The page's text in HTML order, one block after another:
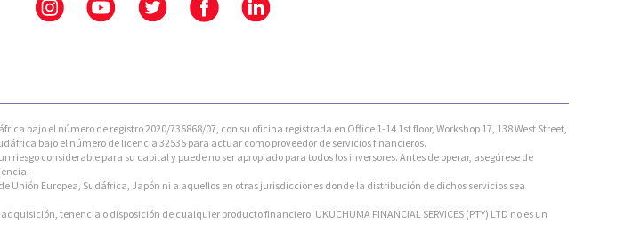
bajo el número de registro 2020/735868/07, con su oficina registrada en Office 1-14 1st floor, Workshop 17, 138 West Street,
bajo el número de licencia 32535 para actuar como proveedor de servicios financieros.
considerable para su capital y puede no ser apropiado para todos los inversores. Antes de operar, asegúrese de
de Unión Europea, Sudáfrica, Japón ni a aquellos en otras jurisdicciones donde la distribución de dichos servicios sea
tenencia o disposición de cualquier producto financiero. UKUCHUMA FINANCIAL SERVICES (PTY) LTD no es un